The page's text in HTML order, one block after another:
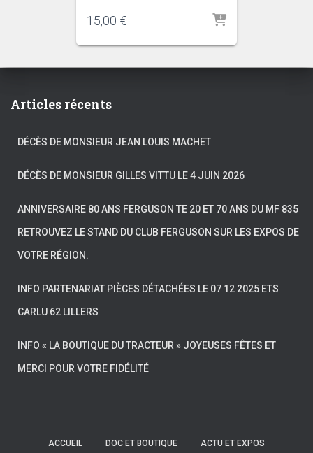
15,00 €
Articles récents
DÉCÈS DE MONSIEUR JEAN LOUIS MACHET
DÉCÈS DE MONSIEUR GILLES VITTU LE 4 JUIN 2026
ANNIVERSAIRE 80 ANS FERGUSON TE 20 ET 70 ANS DU MF 835
RETROUVEZ LE STAND DU CLUB FERGUSON SUR LES EXPOS DE
VOTRE RÉGION.
INFO PARTENARIAT PIÈCES DÉTACHÉES LE 07 12 2025 ETS
CARLU 62 LILLERS
INFO « LA BOUTIQUE DU TRACTEUR » JOYEUSES FÊTES ET
MERCI POUR VOTRE FIDÉLITÉ
ACCUEIL DOC ET BOUTIQUE ACTU ET EXPOS